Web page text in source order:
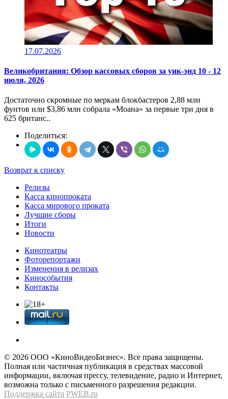
17.07.2026
Великобритания: Обзор кассовых сборов за уик-энд 10 - 12
июля, 2026
Достаточно скромные по меркам блокбастеров 2,88 млн
фунтов или $3,86 млн собрала «Моана» за первые три дня в
625 британс..
Поделиться:
Возврат к списку
Релизы
Касса кинопроката
Касса мирового проката
Лучшие сборы
Итоги
Новости
Кинотеатры
Фоторепортажи
Изменения в релизах
Кинособытия
Контакты
© 2026 OOО «КиноВидеоБизнес». Все права защищены.
Полная или частичная публикация в средствах массовой
информации, включая прессу, телевидение, радио и Интернет,
возможна только с письменного разрешения редакции.
Поддержка сайта PWEB.ru